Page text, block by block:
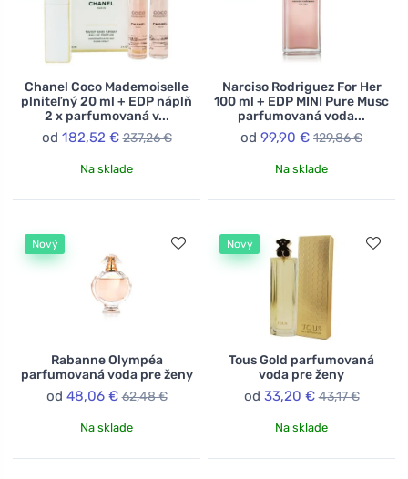
Chanel Coco Mademoiselle
plniteľný 20 ml + EDP náplň
2 x parfumovaná v...
od 182,52 € 237,26 €
Na sklade
Narciso Rodriguez For Her
100 ml + EDP MINI Pure Musc
parfumovaná voda...
od 99,90 € 129,86 €
Na sklade
Nový
Rabanne Olympéa
parfumovaná voda pre ženy
od 48,06 € 62,48 €
Na sklade
Nový
Tous Gold parfumovaná
voda pre ženy
od 33,20 € 43,17 €
Na sklade